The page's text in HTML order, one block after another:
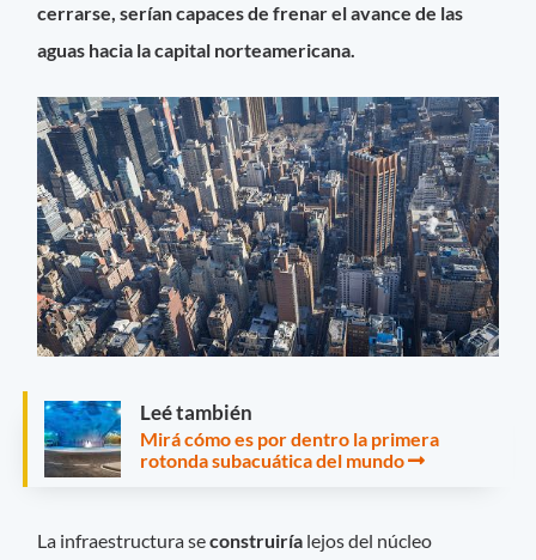
cerrarse, serían capaces defrenar el avance de las
aguas hacia la capital norteamericana.
Leé también
Mirá cómo es por dentro la primera
rotonda subacuática del mundo
La infraestructura seconstruiría lejos del núcleo